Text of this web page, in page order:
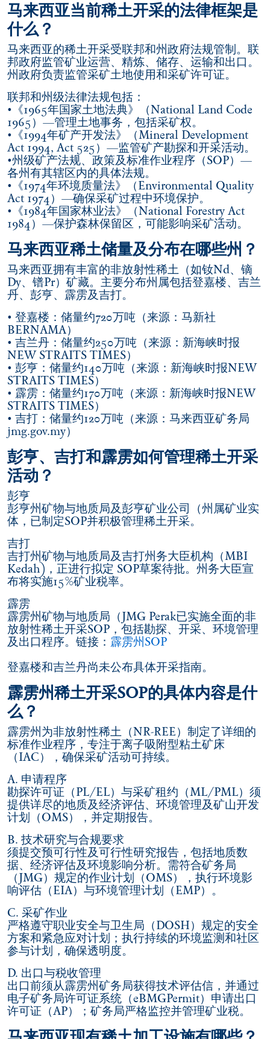
马来西亚当前稀土开采的法律框架是
什么？
马来西亚的稀土开采受联邦和州政府法规管制。联
邦政府监管矿业运营、精炼、储存、运输和出口。
州政府负责监管采矿土地使用和采矿许可证。
联邦和州级法律法规包括：
•《1965年国家土地法典》（National Land Code
1965）—管理土地事务，包括采矿权。
•《1994年矿产开发法》（Mineral Development
Act 1994, Act 525）—监管矿产勘探和开采活动。
•州级矿产法规、政策及标准作业程序（SOP）—
各州有其辖区内的具体法规。
•《1974年环境质量法》（Environmental Quality
Act 1974）—确保采矿过程中环境保护。
•《1984年国家林业法》（National Forestry Act
1984）—保护森林保留区，可能影响采矿活动。
马来西亚稀土储量及分布在哪些州？
马来西亚拥有丰富的非放射性稀土（如钕Nd、镝
Dy、镨Pr）矿藏。主要分布州属包括登嘉楼、吉兰
丹、彭亨、霹雳及吉打。
• 登嘉楼：储量约720万吨（来源：马新社
BERNAMA）
• 吉兰丹：储量约250万吨（来源：新海峡时报
NEW STRAITS TIMES）
• 彭亨：储量约140万吨（来源：新海峡时报NEW
STRAITS TIMES）
• 霹雳：储量约170万吨（来源：新海峡时报NEW
STRAITS TIMES）
• 吉打：储量约120万吨（来源：马来西亚矿务局
jmg.gov.my）
彭亨、吉打和霹雳如何管理稀土开采
活动？
彭亨
彭亨州矿物与地质局及彭亨矿业公司（州属矿业实
体，已制定SOP并积极管理稀土开采。
吉打
吉打州矿物与地质局及吉打州务大臣机构（MBI
Kedah)，正进行拟定 SOP草案待批。州务大臣宣
布将实施15%矿业税率。
霹雳
霹雳州矿物与地质局（JMG Perak已实施全面的非
放射性稀土开采SOP，包括勘探、开采、环境管理
及出口程序。链接： 霹雳州SOP
登嘉楼和吉兰丹尚未公布具体开采指南。
霹雳州稀土开采SOP的具体内容是什
么？
霹雳州为非放射性稀土（NR-REE）制定了详细的
标准作业程序，专注于离子吸附型粘土矿床
（IAC），确保采矿活动可持续。
A. 申请程序
勘探许可证（PL/EL）与采矿租约（ML/PML）须
提供详尽的地质及经济评估、环境管理及矿山开发
计划（OMS），并定期报告。
B. 技术研究与合规要求
须提交预可行性及可行性研究报告，包括地质数
据、经济评估及环境影响分析。需符合矿务局
（JMG）规定的作业计划（OMS），执行环境影
响评估（EIA）与环境管理计划（EMP）。
C. 采矿作业
严格遵守职业安全与卫生局（DOSH）规定的安全
方案和紧急应对计划；执行持续的环境监测和社区
参与计划，确保透明度。
D. 出口与税收管理
出口前须从霹雳州矿务局获得技术评估信，并通过
电子矿务局许可证系统（eBMGPermit）申请出口
许可证（AP）；矿务局严格监控并管理矿业税。